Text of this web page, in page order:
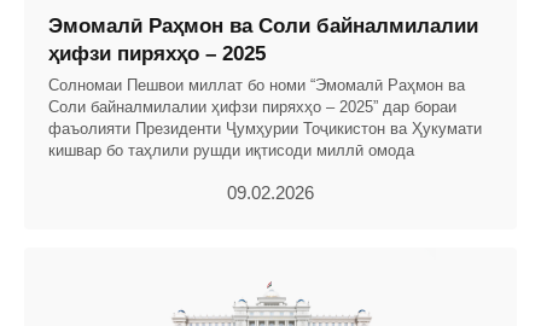
Эмомалӣ Раҳмон ва Соли байналмилалии
ҳифзи пиряхҳо – 2025
Солномаи Пешвои миллат бо номи “Эмомалӣ Раҳмон ва
Соли байналмилалии ҳифзи пиряхҳо – 2025” дар бораи
фаъолияти Президенти Ҷумҳурии Тоҷикистон ва Ҳукумати
кишвар бо таҳлили рушди иқтисоди миллӣ омода
09.02.2026